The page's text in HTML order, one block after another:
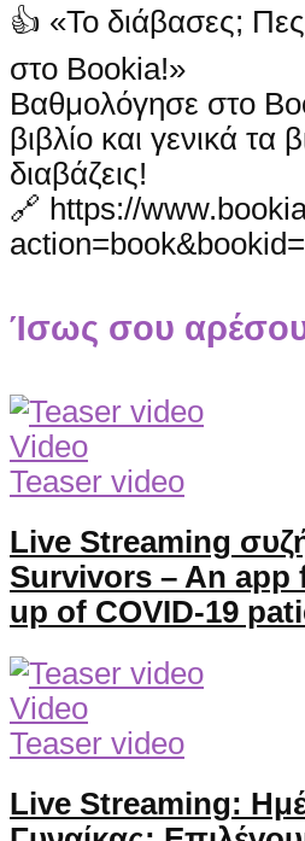
👍 «Το διάβασες;
στο Bookia!»
Βαθμολόγησε στο
βιβλίο και γενικά τα
διαβάζεις!
🔗 https://
Ίσως σου
Video
Teaser video
Live Streaming
Survivors – An
up of COVID-19
Video
Teaser video
Live Streaming: